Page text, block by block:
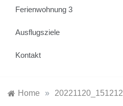
Ferienwohnung 3
Ausflugsziele
Kontakt
Home » 20221120_151212